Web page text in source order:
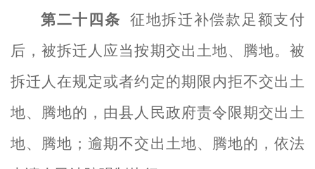
第二十 四 条
征地拆迁补偿款足额支付
后，被拆迁人 应当按期交出土地、腾地。被
拆迁人在规定或者约定的期限内拒不交出土
地、腾地的，由县人民政府责令限期交出土
地、腾地；逾期不交出土地、腾地的，依法